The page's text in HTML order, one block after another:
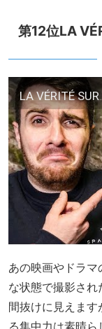
第12位LA
LA VÉRITÉ
あの映画やドラマ
な状態で撮影され
間抜けに見えます
る集中力は素晴ら